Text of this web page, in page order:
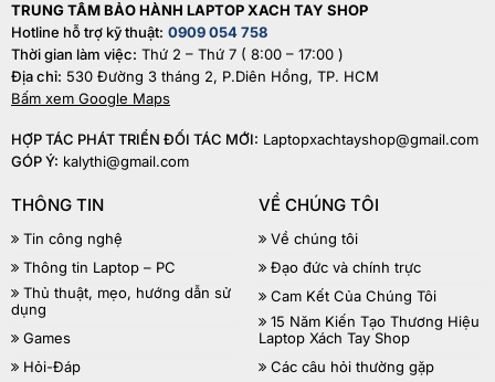
TRUNG TÂM BẢO HÀNH LAPTOP XACH TAY SHOP
Hotline hỗ trợ kỹ thuật: 0909 054 758
Thời gian làm việc: Thứ 2 – Thứ 7 ( 8:00 – 17:00 )
Địa chỉ: 530 Đường 3 tháng 2, P.Diên Hồng, TP. HCM
Bấm xem Google Maps
HỢP TÁC PHÁT TRIỂN ĐỐI TÁC MỚI: Laptopxachtayshop@gmail.com
GÓP Ý: kalythi@gmail.com
THÔNG TIN
Tin công nghệ
Thông tin Laptop – PC
Thủ thuật, mẹo, hướng dẫn sử
dụng
Games
Hỏi-Đáp
VỀ CHÚNG TÔI
Về chúng tôi
Đạo đức và chính trực
Cam Kết Của Chúng Tôi
15 Năm Kiến Tạo Thương Hiệu
Laptop Xách Tay Shop
Các câu hỏi thường gặp